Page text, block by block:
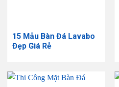
15 Mẫu Bàn Đá Lavabo
Đẹp Giá Rẻ